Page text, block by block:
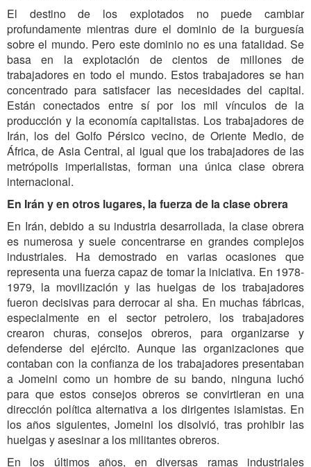
El destino de los explotados no puede cambiar
profundamente mientras dure el dominio de la burguesía
sobre el mundo. Pero este dominio no es una fatalidad. Se
basa en la explotación de cientos de millones de
trabajadores en todo el mundo. Estos trabajadores se han
concentrado para satisfacer las necesidades del capital.
Están conectados entre sí por los mil vínculos de la
producción y la economía capitalistas. Los trabajadores de
Irán, los del Golfo Pérsico vecino, de Oriente Medio, de
África, de Asia Central, al igual que los trabajadores de las
metrópolis imperialistas, forman una única clase obrera
internacional.
En Irán y en otros lugares, la fuerza de la clase obrera
En Irán, debido a su industria desarrollada, la clase obrera
es numerosa y suele concentrarse en grandes complejos
industriales. Ha demostrado en varias ocasiones que
representa una fuerza capaz de tomar la iniciativa. En 1978-
1979, la movilización y las huelgas de los trabajadores
fueron decisivas para derrocar al sha. En muchas fábricas,
especialmente en el sector petrolero, los trabajadores
crearon churas, consejos obreros, para organizarse y
defenderse del ejército. Aunque las organizaciones que
contaban con la confianza de los trabajadores presentaban
a Jomeini como un hombre de su bando, ninguna luchó
para que estos consejos obreros se convirtieran en una
dirección política alternativa a los dirigentes islamistas. En
los años siguientes, Jomeini los disolvió, tras prohibir las
huelgas y asesinar a los militantes obreros.
En los últimos años, en diversas ramas industriales